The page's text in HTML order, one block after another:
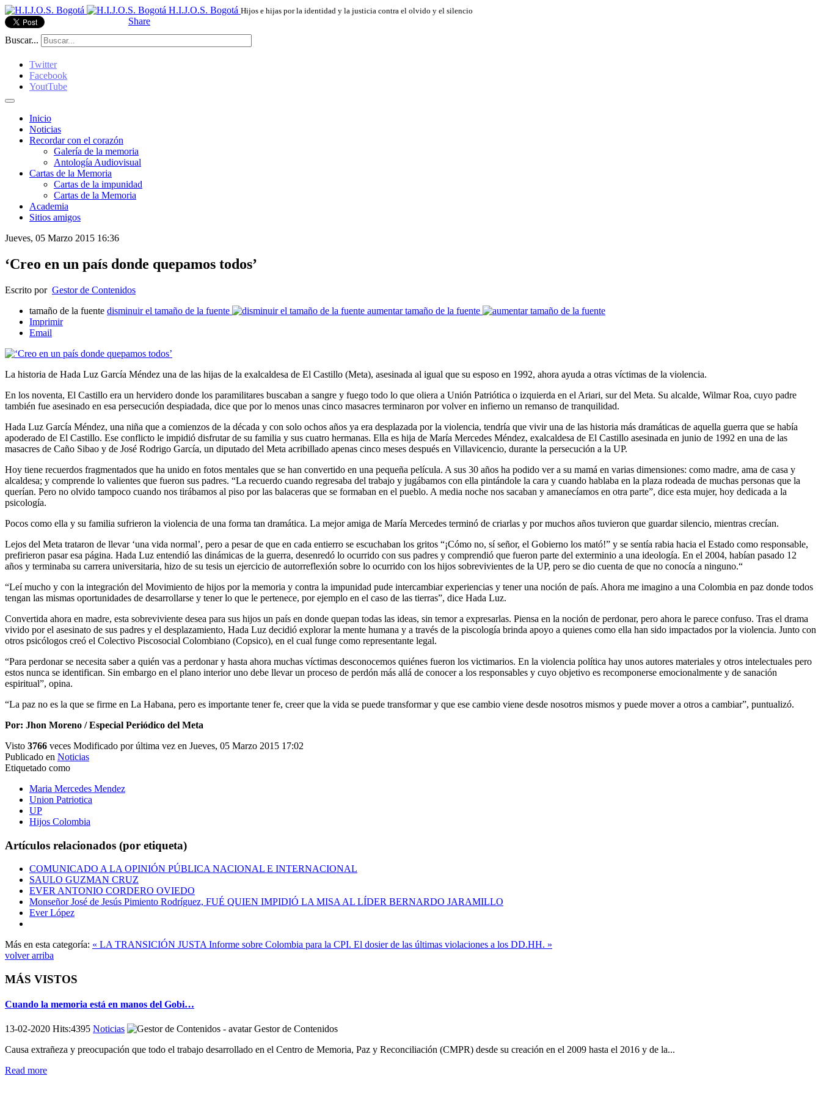
H.I.J.O.S. Bogotá Hijos e hijas por la identidad y la justicia contra el olvido y el silencio
Share
Buscar...
Twitter
Facebook
YoutTube
Inicio
Noticias
Recordar con el corazón
Galería de la memoria
Antología Audiovisual
Cartas de la Memoria
Cartas de la impunidad
Cartas de la Memoria
Academia
Sitios amigos
Jueves, 05 Marzo 2015 16:36
‘Creo en un país donde quepamos todos’
Escrito por Gestor de Contenidos
tamaño de la fuente disminuir el tamaño de la fuente
aumentar tamaño de la fuente
Imprimir
Email
La historia de Hada Luz García Méndez una de las hijas de la exalcaldesa de El Castillo (Meta), asesinada al igual que su esposo en 1992, ahora ayuda a otras víctimas de la violencia.
En los noventa, El Castillo era un hervidero donde los paramilitares buscaban a sangre y fuego todo lo que oliera a Unión Patriótica o izquierda en el Ariari, sur del Meta. Su alcalde, Wilmar Roa, cuyo padre
también fue asesinado en esa persecución despiadada, dice que por lo menos unas cinco masacres terminaron por volver en infierno un remanso de tranquilidad.
Hada Luz García Méndez, una niña que a comienzos de la década y con solo ochos años ya era desplazada por la violencia, tendría que vivir una de las historia más dramáticas de aquella guerra que se había
apoderado de El Castillo. Ese conflicto le impidió disfrutar de su familia y sus cuatro hermanas. Ella es hija de María Mercedes Méndez, exalcaldesa de El Castillo asesinada en junio de 1992 en una de las
masacres de Caño Sibao y de José Rodrigo García, un diputado del Meta acribillado apenas cinco meses después en Villavicencio, durante la persecución a la UP.
Hoy tiene recuerdos fragmentados que ha unido en fotos mentales que se han convertido en una pequeña película. A sus 30 años ha podido ver a su mamá en varias dimensiones: como madre, ama de casa y
alcaldesa; y comprende lo valientes que fueron sus padres. “La recuerdo cuando regresaba del trabajo y jugábamos con ella pintándole la cara y cuando hablaba en la plaza rodeada de muchas personas que la
querían. Pero no olvido tampoco cuando nos tirábamos al piso por las balaceras que se formaban en el pueblo. A media noche nos sacaban y amanecíamos en otra parte”, dice esta mujer, hoy dedicada a la
psicología.
Pocos como ella y su familia sufrieron la violencia de una forma tan dramática. La mejor amiga de María Mercedes terminó de criarlas y por muchos años tuvieron que guardar silencio, mientras crecían.
Lejos del Meta trataron de llevar ‘una vida normal’, pero a pesar de que en cada entierro se escuchaban los gritos “¡Cómo no, sí señor, el Gobierno los mató!” y se sentía rabia hacia el Estado como responsable,
prefirieron pasar esa página. Hada Luz entendió las dinámicas de la guerra, desenredó lo ocurrido con sus padres y comprendió que fueron parte del exterminio a una ideología. En el 2004, habían pasado 12
años y terminaba su carrera universitaria, hizo de su tesis un ejercicio de autorreflexión sobre lo ocurrido con los hijos sobrevivientes de la UP, pero se dio cuenta de que no conocía a ninguno.“
“Leí mucho y con la integración del Movimiento de hijos por la memoria y contra la impunidad pude intercambiar experiencias y tener una noción de país. Ahora me imagino a una Colombia en paz donde todos
tengan las mismas oportunidades de desarrollarse y tener lo que le pertenece, por ejemplo en el caso de las tierras”, dice Hada Luz.
Convertida ahora en madre, esta sobreviviente desea para sus hijos un país en donde quepan todas las ideas, sin temor a expresarlas. Piensa en la noción de perdonar, pero ahora le parece confuso. Tras el drama
vivido por el asesinato de sus padres y el desplazamiento, Hada Luz decidió explorar la mente humana y a través de la piscología brinda apoyo a quienes como ella han sido impactados por la violencia. Junto con
otros psicólogos creó el Colectivo Piscosocial Colombiano (Copsico), en el cual funge como representante legal.
“Para perdonar se necesita saber a quién vas a perdonar y hasta ahora muchas víctimas desconocemos quiénes fueron los victimarios. En la violencia política hay unos autores materiales y otros intelectuales pero
estos nunca se identifican. Sin embargo en el plano interior uno debe llevar un proceso de perdón más allá de conocer a los responsables y cuyo objetivo es recomponerse emocionalmente y de sanación
espiritual”, opina.
“La paz no es la que se firme en La Habana, pero es importante tener fe, creer que la vida se puede transformar y que ese cambio viene desde nosotros mismos y puede mover a otros a cambiar”, puntualizó.
Por: Jhon Moreno / Especial Periódico del Meta
Visto 3766 veces Modificado por última vez en Jueves, 05 Marzo 2015 17:02
Publicado en Noticias
Etiquetado como
Maria Mercedes Mendez
Union Patriotica
UP
Hijos Colombia
Artículos relacionados (por etiqueta)
COMUNICADO A LA OPINIÓN PÚBLICA NACIONAL E INTERNACIONAL
SAULO GUZMAN CRUZ
EVER ANTONIO CORDERO OVIEDO
Monseñor José de Jesús Pimiento Rodríguez, FUÉ QUIEN IMPIDIÓ LA MISA AL LÍDER BERNARDO JARAMILLO
Ever López
Más en esta categoría: « LA TRANSICIÓN JUSTA Informe sobre Colombia para la CPI. El dosier de las últimas violaciones a los DD.HH. »
volver arriba
MÁS VISTOS
Cuando la memoria está en manos del Gobi…
13-02-2020 Hits:4395 Noticias
Gestor de Contenidos
Causa extrañeza y preocupación que todo el trabajo desarrollado en el Centro de Memoria, Paz y Reconciliación (CMPR) desde su creación en el 2009 hasta el 2016 y de la...
Read more